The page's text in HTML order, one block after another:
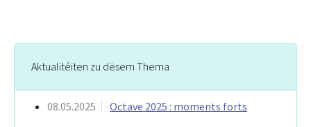
Aktualitéiten zu dësem Thema
08.05.2025 Octave 2025 : moments forts